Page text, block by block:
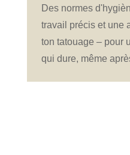
Des normes
travail précis et une
ton tatouage – pour
qui dure, même